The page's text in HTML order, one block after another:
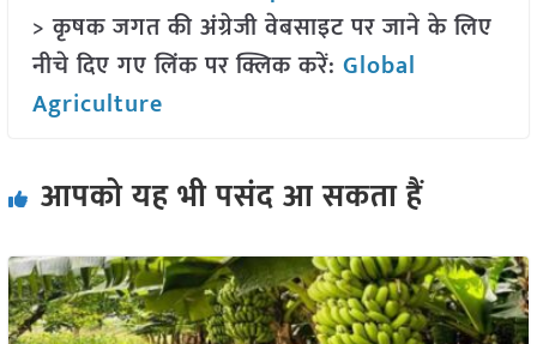
> कृषक जगत की अंग्रेजी वेबसाइट पर जाने के लिए
नीचे दिए गए लिंक पर क्लिक करें: Global
Agriculture
आपको यह भी पसंद आ सकता हैं